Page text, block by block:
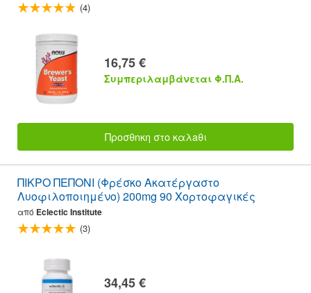
(4)
16,75 €
Συμπεριλαμβάνεται Φ.Π.Α.
Προσθnκη στο καλaθι
ΠΙΚΡΟ ΠΕΠΟΝΙ (Φρέσκο Ακατέργαστο
Λυοφιλοποιημένο) 200mg 90 Χορτοφαγικές
από Eclectic Institute
(3)
34,45 €